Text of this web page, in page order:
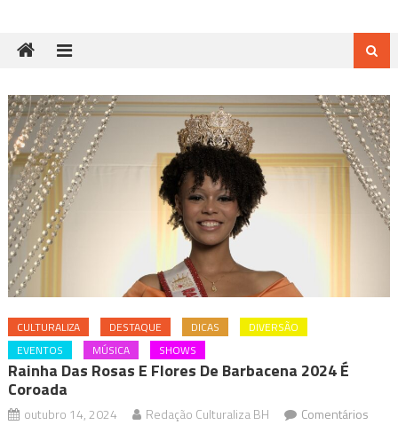
CULTURALIZA DESTAQUE DICAS
DIVERSÃO
EVENTOS
MÚSICA SHOWS
Rainha Das Rosas E Flores De Barbacena 2024 É
Coroada
outubro 14, 2024 Redação Culturaliza BH
Comentários